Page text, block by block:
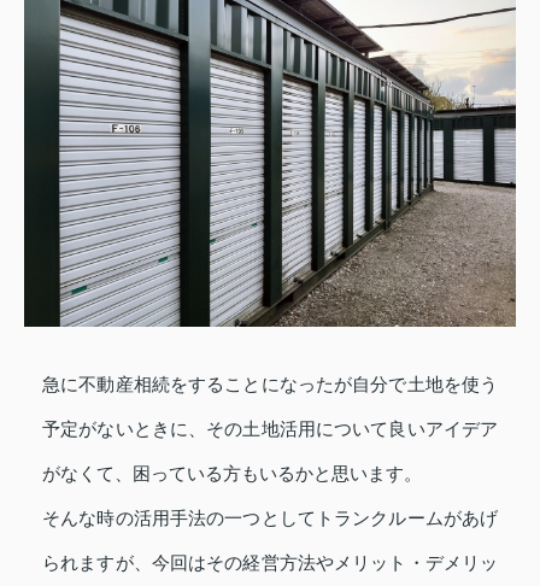
急に不動産相続をすることになったが自分で土地を使う
予定がないときに、その土地活用について良いアイデア
がなくて、困っている方もいるかと思います。
そんな時の活用手法の一つとしてトランクルームがあげ
られますが、今回はその経営方法やメリット・デメリッ